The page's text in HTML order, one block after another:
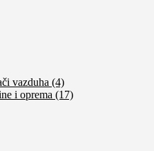
vazduha (4)
i oprema (17)